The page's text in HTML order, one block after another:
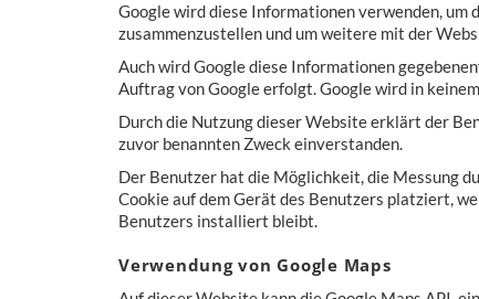
Google wird diese Informationen verwenden,
zusammenzustellen und um weitere mit der
Auch wird Google diese Informationen
Auftrag von Google erfolgt. Google wird in
Durch die Nutzung dieser Website erklärt der
zuvor benannten Zweck einverstanden.
Der Benutzer hat die Möglichkeit, die Messung
Cookie auf dem Gerät des Benutzers platziert,
Benutzers installiert bleibt.
Verwendung von Google Maps